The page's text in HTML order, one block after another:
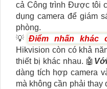
cả Công trình Được tôi
dụng camera để giám
phòng.
💡 Điểm nhấn khác
Hikvision còn có khả
thiết bị khác nhau. 🤖️
dàng tích hợp camera
mà không cần phải thay